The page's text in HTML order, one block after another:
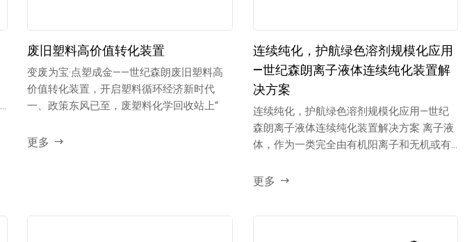
废旧塑料高价值转化装置
变废为宝·点塑成金——世纪森朗废旧塑料高
价值转化装置，开启塑料循环经济新时代
一、政策东风已至，废塑料化学回收站上“
更多
连续纯化，护航绿色溶剂规模化应用
—世纪森朗离子液体连续纯化装置解
决方案
连续纯化，护航绿色溶剂规模化应用—世纪
森朗离子液体连续纯化装置解决方案 离子液
体，作为一类完全由有机阳离子和无机或有
更多